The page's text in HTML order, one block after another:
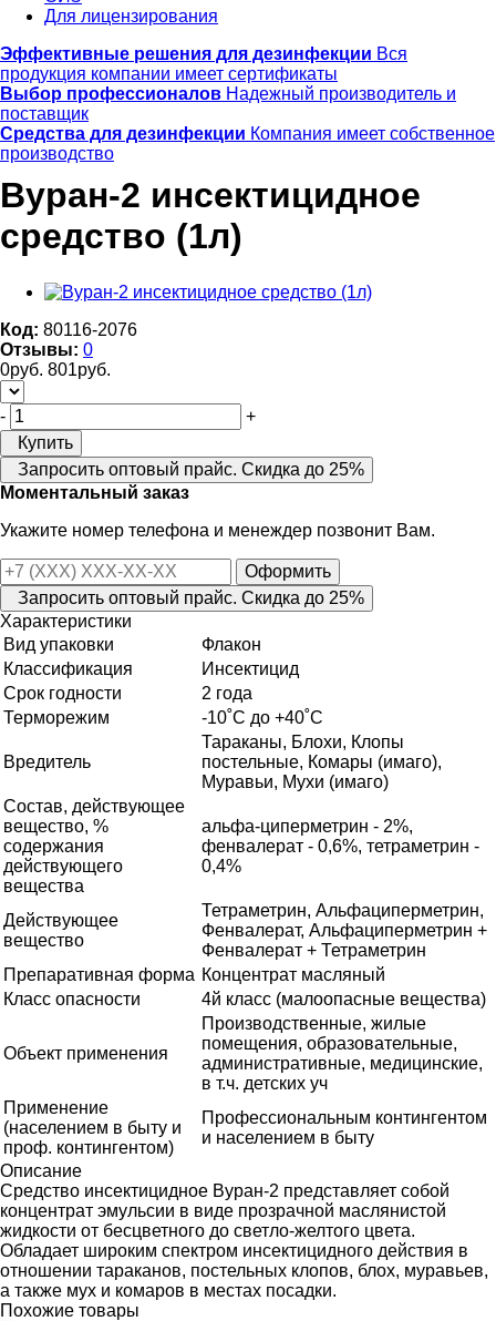
Для лицензирования
Эффективные решения для дезинфекции Вся
продукция компании имеет сертификаты
Выбор профессионалов Надежный производитель и
поставщик
Средства для дезинфекции Компания имеет собственное
производство
Вуран-2 инсектицидное
средство (1л)
Код: 80116-2076
Отзывы: 0
0руб. 801руб.
-
+
Купить
Запросить оптовый прайс. Скидка до 25%
Моментальный заказ
Укажите номер телефона и менеждер позвонит Вам.
Оформить
Запросить оптовый прайс. Скидка до 25%
Характеристики
Вид упаковки
Флакон
Классификация
Инсектицид
Срок годности
2 года
Терморежим
-10˚С до +40˚С
Вредитель
Тараканы, Блохи, Клопы
постельные, Комары (имаго),
Муравьи, Мухи (имаго)
Состав, действующее
вещество, %
содержания
действующего
вещества
альфа-циперметрин - 2%,
фенвалерат - 0,6%, тетраметрин -
0,4%
Действующее
вещество
Тетраметрин, Альфациперметрин,
Фенвалерат, Альфациперметрин +
Фенвалерат + Тетраметрин
Препаративная форма Концентрат масляный
Класс опасности
4й класс (малоопасные вещества)
Объект применения
Производственные, жилые
помещения, образовательные,
административные, медицинские,
в т.ч. детских уч
Применение
(населением в быту и
проф. контингентом)
Профессиональным контингентом
и населением в быту
Описание
Средство инсектицидное Вуран-2 представляет собой
концентрат эмульсии в виде прозрачной маслянистой
жидкости от бесцветного до светло-желтого цвета.
Обладает широким спектром инсектицидного действия в
отношении тараканов, постельных клопов, блох, муравьев,
а также мух и комаров в местах посадки.
Похожие товары